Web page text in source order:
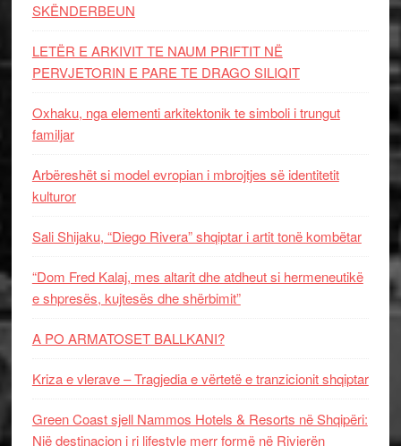
SKËNDERBEUN
LETËR E ARKIVIT TE NAUM PRIFTIT NË
PERVJETORIN E PARE TE DRAGO SILIQIT
Oxhaku, nga elementi arkitektonik te simboli i trungut
familjar
Arbëreshët si model evropian i mbrojtjes së identitetit
kulturor
Sali Shijaku, “Diego Rivera” shqiptar i artit tonë kombëtar
“Dom Fred Kalaj, mes altarit dhe atdheut si hermeneutikë
e shpresës, kujtesës dhe shërbimit”
A PO ARMATOSET BALLKANI?
Kriza e vlerave – Tragjedia e vërtetë e tranzicionit shqiptar
Green Coast sjell Nammos Hotels & Resorts në Shqipëri:
Një destinacion i ri lifestyle merr formë në Rivierën